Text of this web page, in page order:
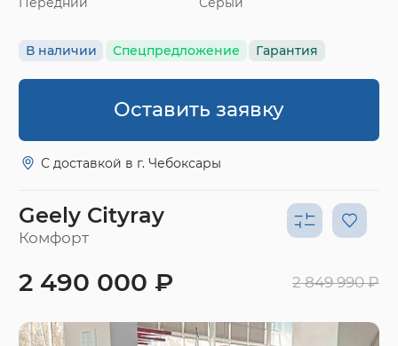
В наличии Спецпредложение Гарантия
Оставить заявку
С доставкой в г. Чебоксары
Geely Cityray
Комфорт
2 490 000 ₽ 2 849 990 ₽